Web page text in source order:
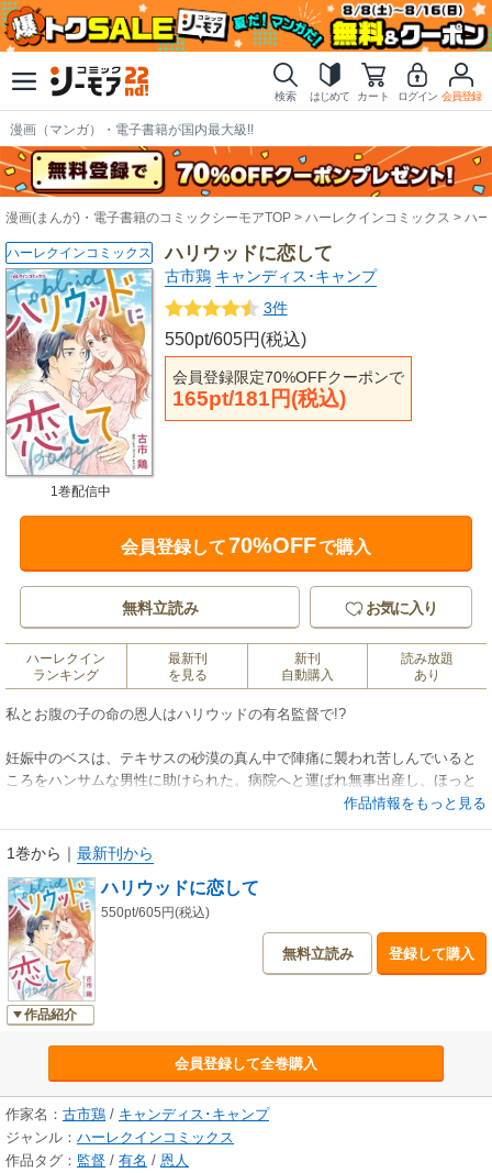
検索 はじめて カート ログイン 会員登録
漫画（マンガ）・電子書籍が国内最大級!!
漫画(まんが)・電子書籍のコミックシーモアTOP ハーレクインコミックス ハ
ハリウッドに恋して
古市鶏 キャンディス･キャンプ
3件
550pt/605円(税込)
会員登録限定70%OFFクーポンで
165pt/181円(税込)
ハーレクインコミックス
1巻配信中
会員登録して70%OFFで購入
無料立読み お気に入り
ハーレクイン
ランキング
最新刊
を見る
新刊
自動購入
読み放題
あり
私とお腹の子の命の恩人はハリウッドの有名監督で!?
妊娠中のベスは、テキサスの砂漠の真ん中で陣痛に襲われ苦しんでいると
ころをハンサムな男性に助けられた。病院へと運ばれ無事出産し、ほっと
したベスは彼の正体に仰天する。ハリウッドの有名な映画監督…ジャクソ
もりだと知ると、また会いに来ると優しく告げた。でもあなたは住む世界
が違う人…きっともう会うことはないわね。ところが数か月後、病院での
出来事がゴシップ誌に書き立てられて!?
作品情報をもっと見る
1巻から ｜ 最新刊から
作品紹介
ハリウッドに恋して
550pt/605円(税込)
無料立読み 登録して購入
会員登録して全巻購入
作家名： 古市鶏 / キャンディス･キャンプ
ジャンル： ハーレクインコミックス
作品タグ： 監督 / 有名 / 恩人